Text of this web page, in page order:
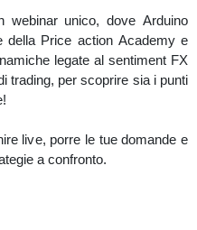
unico, dove Arduino
della Price action Academy e
legate al sentiment FX
trading, per scoprire sia i punti
live, porre le tue domande e
a confronto.